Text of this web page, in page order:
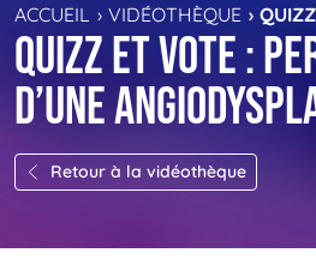
ACCUEIL VIDÉOTHÈQUE
Quizz et vote :
d’une
Retour à la vidéothèque